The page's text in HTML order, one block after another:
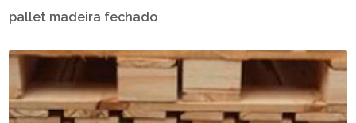
pallet madeira fechado